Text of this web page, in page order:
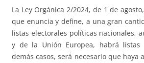
La Ley Orgánica 2/2024, de 1 de
que enuncia y define, a una gran
listas electorales políticas nacionales,
y de la Unión Europea, habrá listas
demás casos, será necesario que haya